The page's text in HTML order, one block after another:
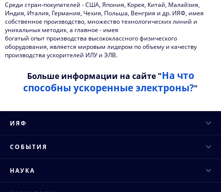
Среди стран-покупателей - США, Япония, Корея, Китай, Малайзия,
Индия, Италия, Германия, Чехия, Польша, Венгрия и др. ИЯФ, имея
собственное производство, множество технологических линий и
уникальных методик, а главное - имея
богатый опыт производства высококлассного физического
оборудования, является мировым лидером по объему и качеству
производства ускорителей ИЛУ и ЭЛВ.
Больше информации на сайте "На что
способны ускоренные электроны?"
ИЯФ
Структура института
СОБЫТИЯ
НАУКА